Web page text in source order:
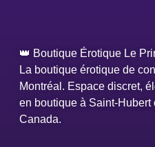
👑 Boutique Érotique Le
La boutique érotique de
Montréal. Espace discret,
en boutique à Saint-Hubert
Canada.